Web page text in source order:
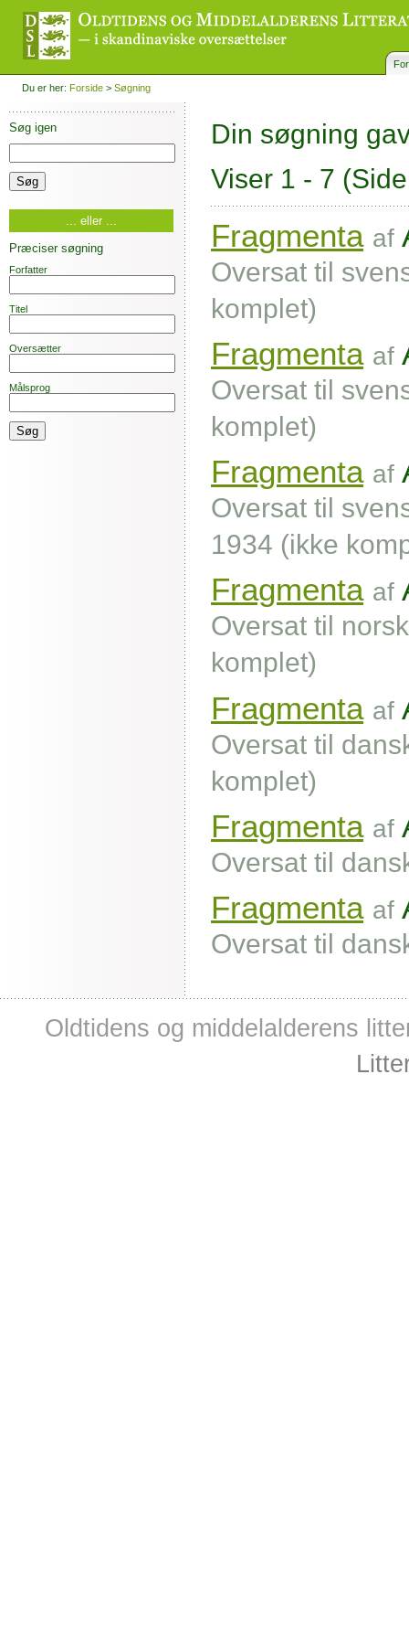
Du er her: Forside > Søgning
Søg igen
... eller ...
Præciser søgning
Forfatter
Titel
Oversætter
Målsprog
Din søgning
Viser 1 - 7
Fragmenta af
Oversat til
komplet)
Fragmenta af
Oversat til
komplet)
Fragmenta af
Oversat til
1934 (ikke
Fragmenta af
Oversat til
komplet)
Fragmenta af
Oversat til
komplet)
Fragmenta af
Oversat til
Fragmenta af
Oversat til
Oldtidens og middelalderens